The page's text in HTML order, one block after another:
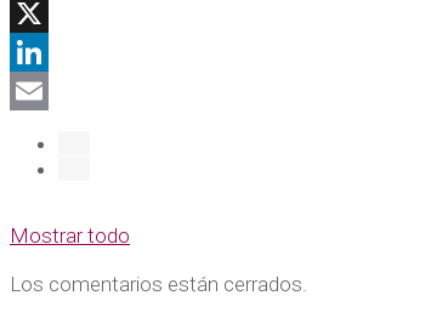
WhatsApp
X
LinkedIn
Mostrar todo
Los comentarios están cerrados.